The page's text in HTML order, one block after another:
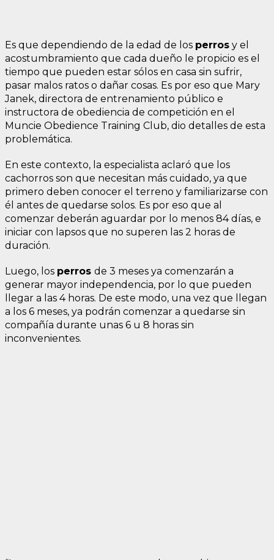
Es que dependiendo de la edad de los perros y el
acostumbramiento que cada dueño le propicio es el
tiempo que pueden estar sólos en casa sin sufrir,
pasar malos ratos o dañar cosas. Es por eso que Mary
Janek, directora de entrenamiento público e
instructora de obediencia de competición en el
Muncie Obedience Training Club, dio detalles de esta
problemática.
En este contexto, la especialista aclaró que los
cachorros son que necesitan más cuidado, ya que
primero deben conocer el terreno y familiarizarse con
él antes de quedarse solos. Es por eso que al
comenzar deberán aguardar por lo menos 84 días, e
iniciar con lapsos que no superen las 2 horas de
duración.
Luego, los perros de 3 meses ya comenzarán a
generar mayor independencia, por lo que pueden
llegar a las 4 horas. De este modo, una vez que llegan
a los 6 meses, ya podrán comenzar a quedarse sin
compañía durante unas 6 u 8 horas sin
inconvenientes.